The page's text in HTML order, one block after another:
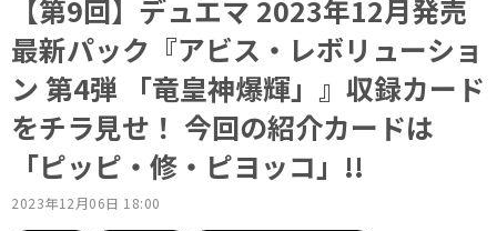
【第9回】デュエマ 2023年12月発売
最新パック『アビス・レボリューショ
ン 第4弾 「竜皇神爆輝」』収録カード
をチラ見せ！ 今回の紹介カードは
「ピッピ・修・ピヨッコ」!!
2023年12月06日 18:00